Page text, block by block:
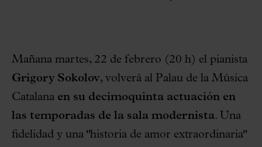
Mañana martes, 22 de febrero (20 h) el pianista
Grigory Sokolov, volverá al Palau de la Música
Catalana en su decimoquinta actuación en
las temporadas de la sala modernista. Una
fidelidad y una "historia de amor extraordinaria"